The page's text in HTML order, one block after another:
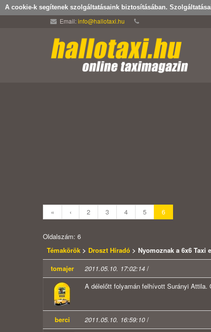
A cookie-k segítenek szolgáltatásaink biztosításában.
Email:info@hallotaxi.hu
« ‹ 2 3 4 5 6
Oldalszám: 6
Témakörök > Droszt Híradó > Nyomoznak a 6x6 Taxi
tomajer
2011.05.10. 17:02:14 /
A délelőtt folyamán felhívott Surányi Attila.
berci 2011.05.10. 16:59:10 /